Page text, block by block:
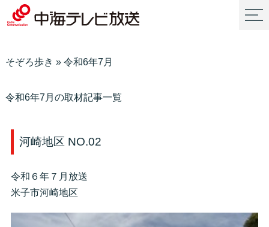
そぞろ歩き » 令和6年7月
令和6年7月の取材記事一覧
河崎地区 NO.02
令和６年７月放送
米子市河崎地区